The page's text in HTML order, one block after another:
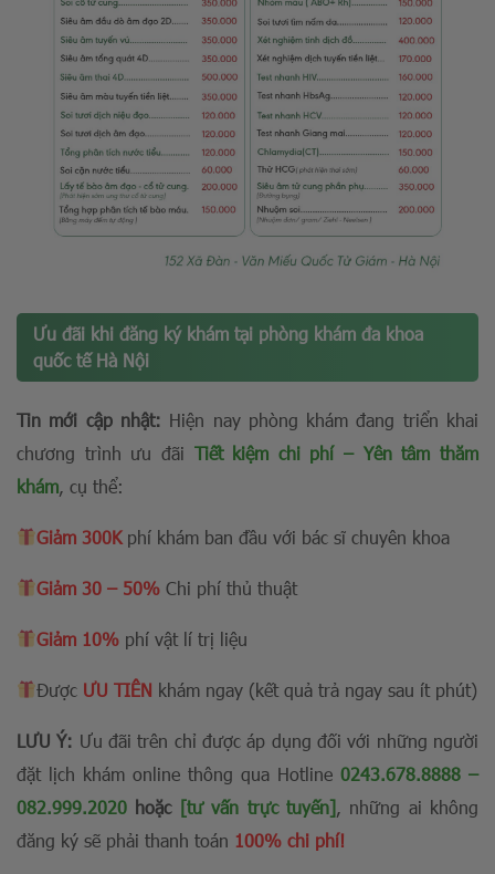
Ưu đãi khi đăng ký khám tại phòng khám đa khoa
quốc tế Hà Nội
Tin mới cập nhật: Hiện nay phòng khám đang triển khai
chương trình ưu đãi Tiết kiệm chi phí – Yên tâm thăm
khám, cụ thể:
Giảm 300Kphí khám ban đầu với bác sĩ chuyên khoa
Giảm 30 – 50% Chi phí thủ thuật
Giảm 10% phí vật lí trị liệu
Được ƯU TIÊN khám ngay (kết quả trả ngay sau ít phút)
LƯU Ý: Ưu đãi trên chỉ được áp dụng đối với những người
đặt lịch khám online thông qua Hotline 0243.678.8888 –
082.999.2020 hoặc [tư vấn trực tuyến], những ai không
đăng ký sẽ phải thanh toán 100% chi phí!